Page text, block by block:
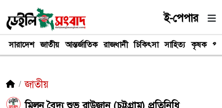
ই-পেপার
সারাদেশ জাতীয় আন্তর্জাতিক রাজধানী চিকিৎসা সাহিত্য কৃষক
জাতীয়